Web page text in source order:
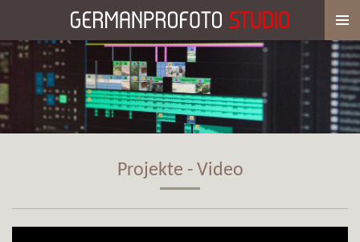
Hauptinhalt
springen
Projekte - Video